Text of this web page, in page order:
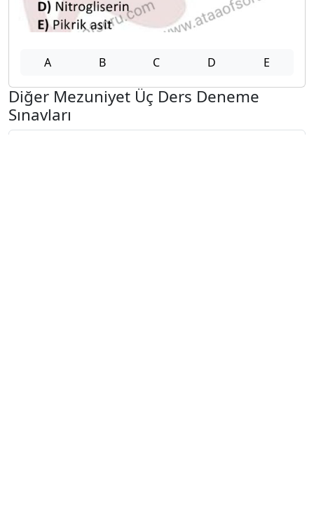
A B C D E
Diğer Mezuniyet Üç Ders Deneme
Sınavları